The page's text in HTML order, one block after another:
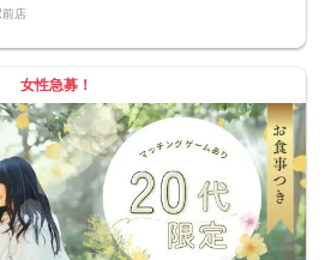
加費をお支払い下さい。
より最少催行人数を下回った場合は、中止と
以上からとなっております。
が、キャンセル等によって変動がある場合がご
,最少催行人数を下回った場合に限り、「中
。）
前店
女性急募！